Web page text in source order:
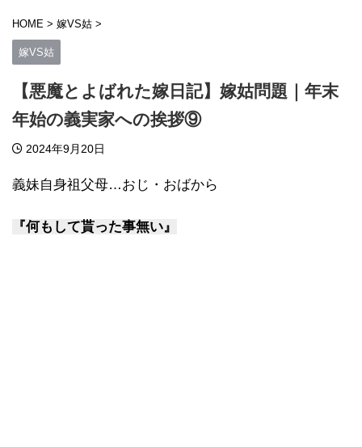
HOME > 嫁VS姑 >
嫁VS姑
【悪魔とよばれた嫁日記】嫁姑問題｜年末
年始の義実家への挨拶⑨
2024年9月20日
義妹自身祖父母…おじ・おばから
『何もして貰った事無い』